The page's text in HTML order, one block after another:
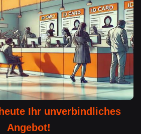
Ihr unverbindliches
Angebot!